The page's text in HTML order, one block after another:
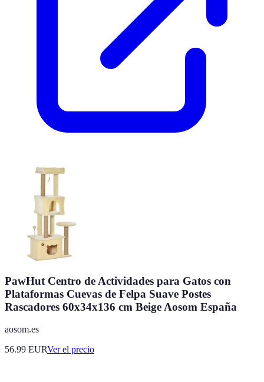
PawHut Centro de Actividades para Gatos con
Plataformas Cuevas de Felpa Suave Postes
Rascadores 60x34x136 cm Beige Aosom España
aosom.es
56.99 EURVer el precio